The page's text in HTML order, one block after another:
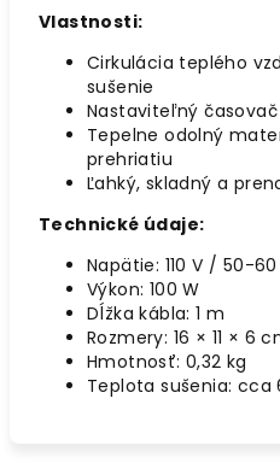
Vlastnosti:
Cirkulácia teplého
sušenie
Nastaviteľný
Tepelne odolný
prehriatiu
Ľahký, skladný a
Technické údaje:
Napätie: 110 V / 50-60
Výkon: 100 W
Dĺžka kábla: 1 m
Rozmery: 16 × 11 × 6
Hmotnosť: 0,32 kg
Teplota sušenia: cca